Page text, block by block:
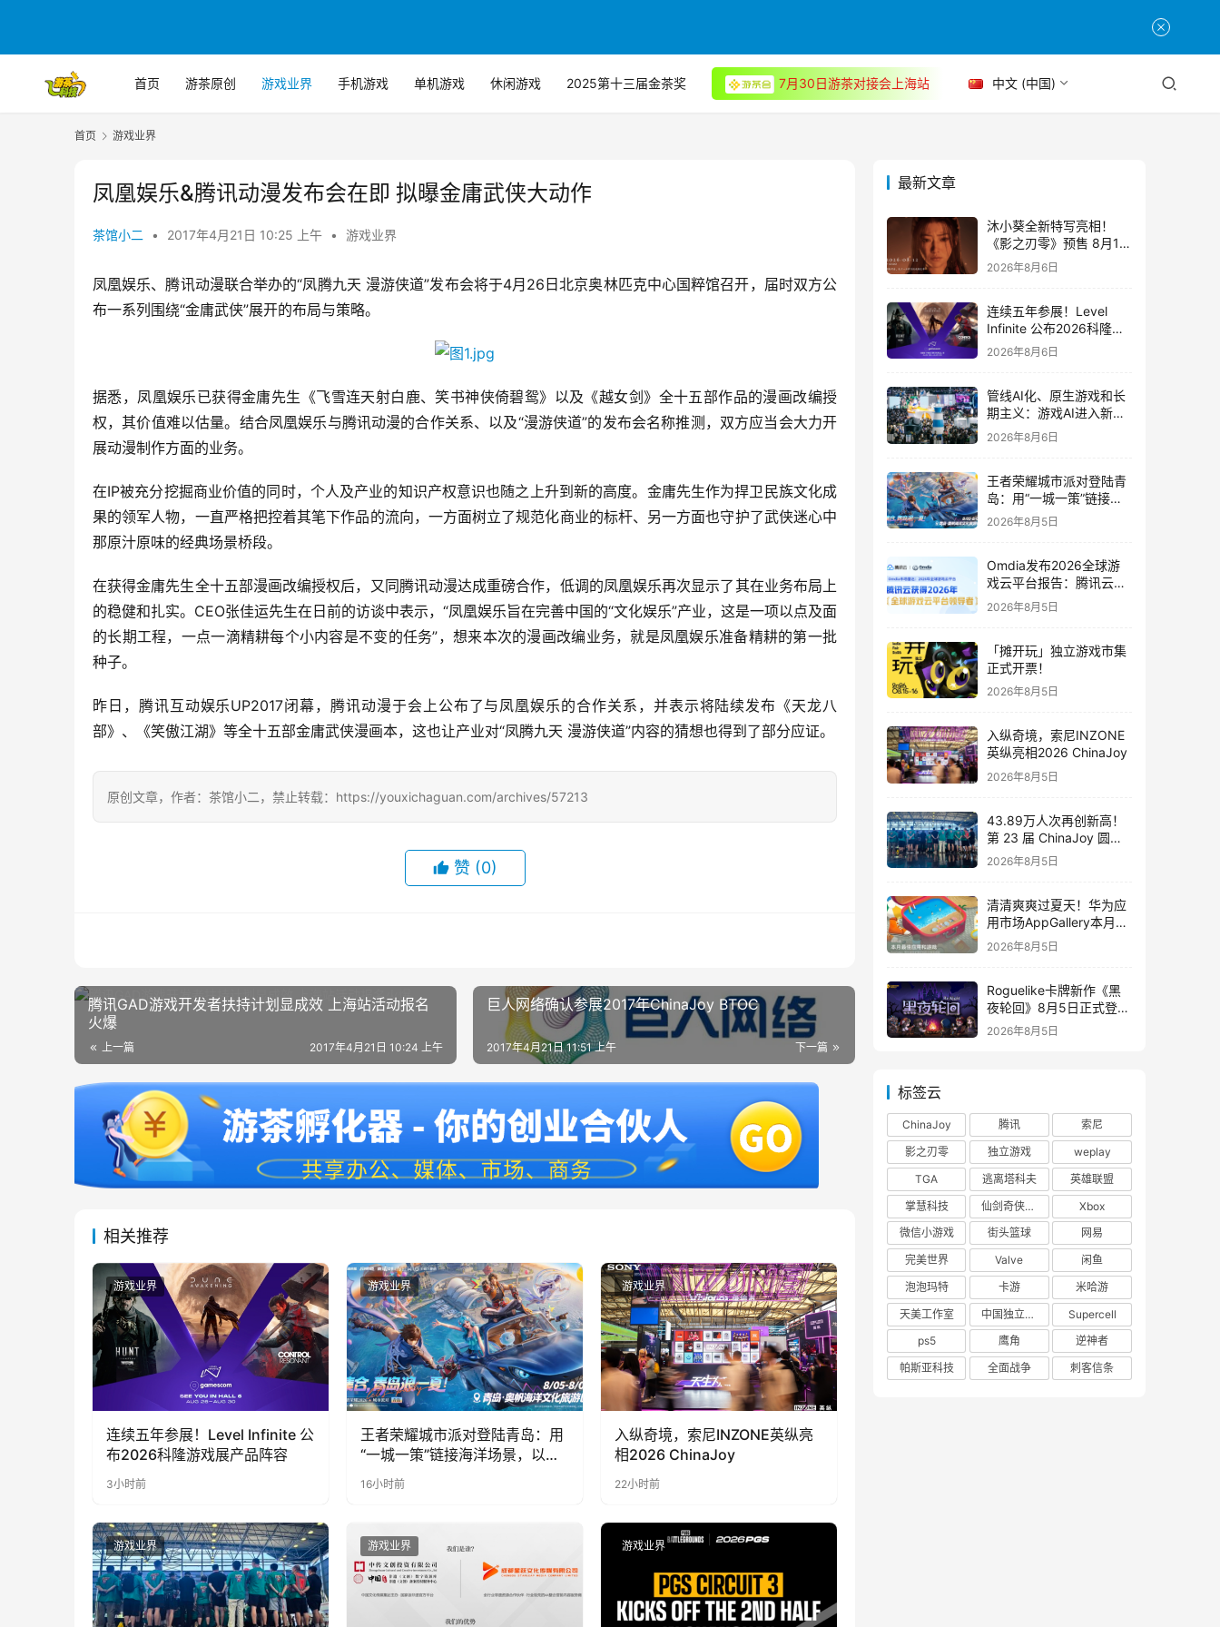
首页 游茶原创 游戏业界 手机游戏 单机游戏 休闲游戏 2025第十三届金茶奖 7月30日游茶对接会上海站 中文 (中国)
首页 游戏业界
凤凰娱乐&腾讯动漫发布会在即 拟曝金庸武侠大动作
茶馆小二 • 2017年4月21日 10:25 上午 • 游戏业界
凤凰娱乐、腾讯动漫联合举办的“凤腾九天 漫游侠道”发布会将于4月26日北京奥林匹克中心国粹馆召开，届时双方公
布一系列围绕“金庸武侠”展开的布局与策略。
据悉，凤凰娱乐已获得金庸先生《飞雪连天射白鹿、笑书神侠倚碧鸳》以及《越女剑》全十五部作品的漫画改编授
权，其价值难以估量。结合凤凰娱乐与腾讯动漫的合作关系、以及“漫游侠道”的发布会名称推测，双方应当会大力开
展动漫制作方面的业务。
在IP被充分挖掘商业价值的同时，个人及产业的知识产权意识也随之上升到新的高度。金庸先生作为捍卫民族文化成
果的领军人物，一直严格把控着其笔下作品的流向，一方面树立了规范化商业的标杆、另一方面也守护了武侠迷心中
那原汁原味的经典场景桥段。
在获得金庸先生全十五部漫画改编授权后，又同腾讯动漫达成重磅合作，低调的凤凰娱乐再次显示了其在业务布局上
的稳健和扎实。CEO张佳运先生在日前的访谈中表示，“凤凰娱乐旨在完善中国的“文化娱乐”产业，这是一项以点及面
的长期工程，一点一滴精耕每个小内容是不变的任务”，想来本次的漫画改编业务，就是凤凰娱乐准备精耕的第一批
种子。
昨日，腾讯互动娱乐UP2017闭幕，腾讯动漫于会上公布了与凤凰娱乐的合作关系，并表示将陆续发布《天龙八
部》、《笑傲江湖》等全十五部金庸武侠漫画本，这也让产业对“凤腾九天 漫游侠道”内容的猜想也得到了部分应证。
原创文章，作者：茶馆小二，禁止转载：https://youxichaguan.com/archives/57213
赞 (0)
腾讯GAD游戏开发者扶持计划显成效 上海站活动报名
火爆
上一篇 2017年4月21日 10:24 上午
巨人网络确认参展2017年ChinaJoy BTOC
下一篇
2017年4月21日 11:51 上午
相关推荐
游戏业界
连续五年参展！Level Infinite 公
布2026科隆游戏展产品阵容
3小时前
游戏业界
王者荣耀城市派对登陆青岛：用
“一城一策”链接海洋场景，以双
向奔赴带动夏日文旅
16小时前
游戏业界
入纵奇境，索尼INZONE英纵亮
相2026 ChinaJoy
22小时前
游戏业界 游戏业界 游戏业界
最新文章
沐小葵全新特写亮相！
《影之刃零》预售 8月12
日开启
2026年8月6日
连续五年参展！Level
Infinite 公布2026科隆游
戏展产品阵容
2026年8月6日
管线AI化、原生游戏和长
期主义：游戏AI进入新共
识时代
2026年8月6日
王者荣耀城市派对登陆青
岛：用“一城一策”链接海
洋场景，以双向奔赴带动
2026年8月5日
Omdia发布2026全球游
戏云平台报告：腾讯云连
续两年入选“领导者”象限
2026年8月5日
「摊开玩」独立游戏市集
正式开票！
2026年8月5日
入纵奇境，索尼INZONE
英纵亮相2026 ChinaJoy
2026年8月5日
43.89万人次再创新高！
第 23 届 ChinaJoy 圆满
落幕：感谢有你，共赴这
2026年8月5日
清清爽爽过夏天！华为应
用市场AppGallery本月最
佳上新，款款提升幸福感
2026年8月5日
Roguelike卡牌新作《黑
夜轮回》8月5日正式登陆
Steam，首发9折优惠开
2026年8月5日
标签云
ChinaJoy 腾讯
索尼
影之刃零
独立游戏
weplay
TGA
逃离塔科夫
英雄联盟
掌慧科技
仙剑奇侠传四
Xbox
微信小游戏
街头篮球
网易
完美世界
Valve
闲鱼
泡泡玛特
卡游
米哈游
天美工作室
中国独立游戏联盟
Supercell
ps5
鹰角
逆神者
帕斯亚科技
全面战争 刺客信条